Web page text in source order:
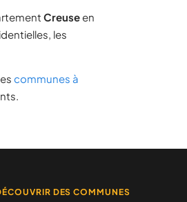
Creuseen
les
communes à
DES COMMUNES